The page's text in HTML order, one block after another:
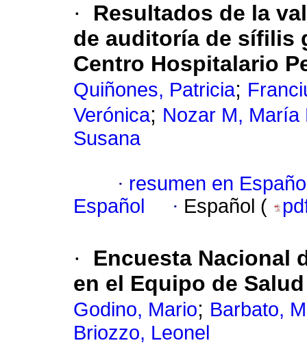
·
Resultados de la
de auditoría de sífilis
Centro Hospitalario
Quiñones, Patricia;
Verónica; Nozar M, María
Susana
· resumen en
Español
· Español (
·
Encuesta Nacional
en el Equipo de Salud
Godino, Mario; Barbato,
Briozzo, Leonel